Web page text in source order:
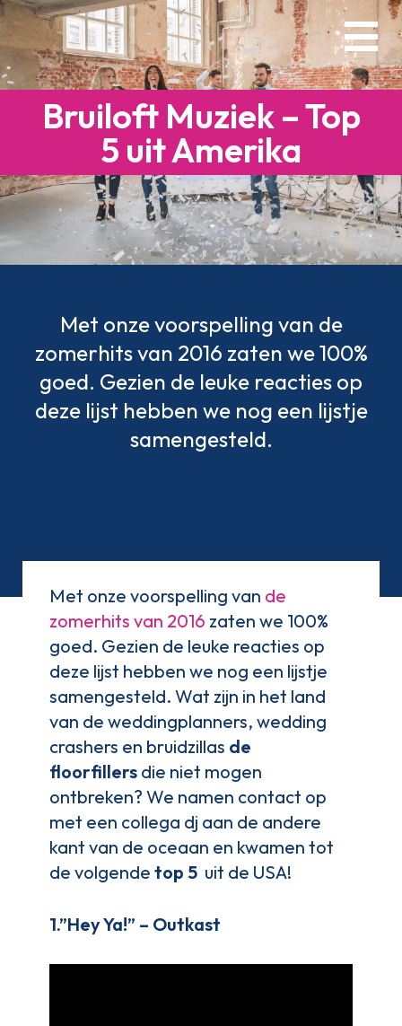
Skip
to
main
content
Menu
Bruiloft Muziek – Top
5 uit Amerika
Met onze voorspelling van de
zomerhits van 2016 zaten we 100%
goed. Gezien de leuke reacties op
deze lijst hebben we nog een lijstje
samengesteld.
Met onze voorspelling van de
zomerhits van 2016 zaten we 100%
goed. Gezien de leuke reacties op
deze lijst hebben we nog een lijstje
samengesteld. Wat zijn in het land
van de weddingplanners, wedding
crashers en bruidzillas de
floorfillers die niet mogen
ontbreken? We namen contact op
met een collega dj aan de andere
kant van de oceaan en kwamen tot
de volgendetop 5 uit de USA!
1.”Hey Ya!” – Outkast